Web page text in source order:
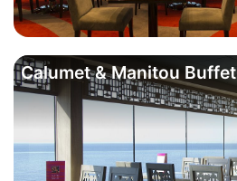
Calumet & Manitou Buffet